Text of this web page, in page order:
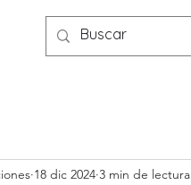
18 dic 2024 3 min de lectura